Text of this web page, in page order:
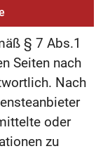
§ 7 Abs.1
Seiten nach
Nach
oder
zu